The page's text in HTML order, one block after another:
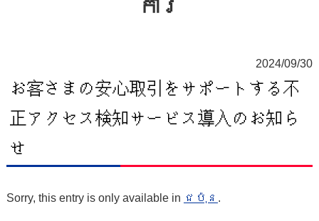
ការ
2024/09/30
お客さまの安心取引をサポートする不
正アクセス検知サービス導入のお知ら
せ
Sorry, this entry is only available in ជប៉ុន .